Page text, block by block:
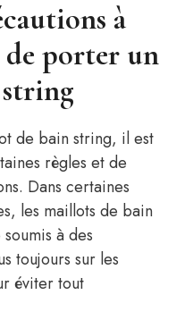
à
porter un
de bain string, il est
règles et de
Dans certaines
les maillots de bain
à des
toujours sur les
éviter tout